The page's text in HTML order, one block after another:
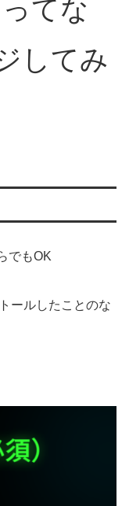
てな
してみ
でもOK
ールしたことのな